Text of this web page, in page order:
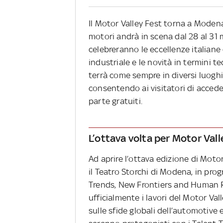
Il Motor Valley Fest torna a
motori andrà in scena dal 28 al
celebreranno le eccellenze
industriale e le novità in termini
terrà come sempre in diversi
consentendo ai visitatori di
parte gratuiti.
L’ottava volta per Motor
Ad aprire l’ottava edizione di
il Teatro Storchi di Modena, in
Trends, New Frontiers and Human
ufficialmente i lavori del Motor
sulle sfide globali dell’automotive